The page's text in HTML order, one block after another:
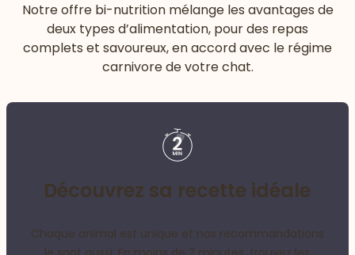
Notre offre bi-nutrition mélange les avantages de
deux types d’alimentation, pour des repas
complets et savoureux, en accord avec le régime
carnivore de votre chat.
Découvrez sa recette idéale
Chaque animal est unique et nos recommandations